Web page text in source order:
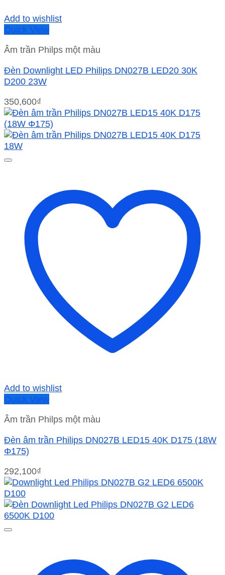
Add to wishlist
Quick View
Âm trần Philps một màu
Đèn Downlight LED Philips DN027B LED20 30K
D200 23W
350,600₫
Add to wishlist
Quick View
Âm trần Philps một màu
Đèn âm trần Philips DN027B LED15 40K D175 (18W
Φ175)
292,100₫